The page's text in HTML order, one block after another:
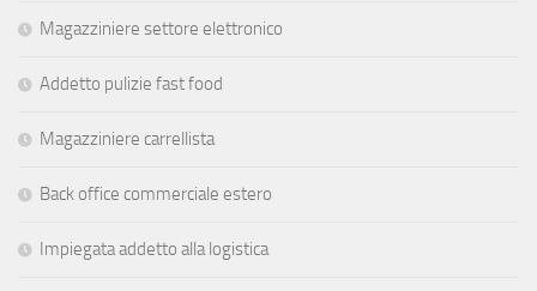
Magazziniere settore elettronico
Addetto pulizie fast food
Magazziniere carrellista
Back office commerciale estero
Impiegata addetto alla logistica